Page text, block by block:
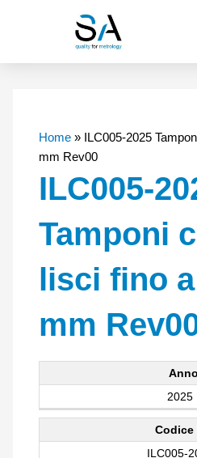
Home»
ILC005-2025
mm Rev00
ILC005-
Tamponi
lisci fino
mm
Anno
2025
Codice
ILC005-